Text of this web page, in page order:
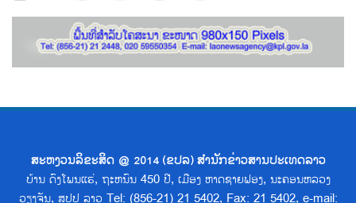
ສະຫງວນລິຂະສິດ @ 2014 (ຂປລ) ສຳນັກຂ່າວສານປະເທດລາວ
ບ້ານ ດົງໂພນແຮ່, ຖະຫນົນ 450 ປີ, ເມືອງ ຫາດຊາຍຟອງ, ນະຄອນຫລວງ
ວຽງຈັນ, ສປປ ລາວ Tel: (856-21) 21 5402, Fax: 21 5402, e-mail: